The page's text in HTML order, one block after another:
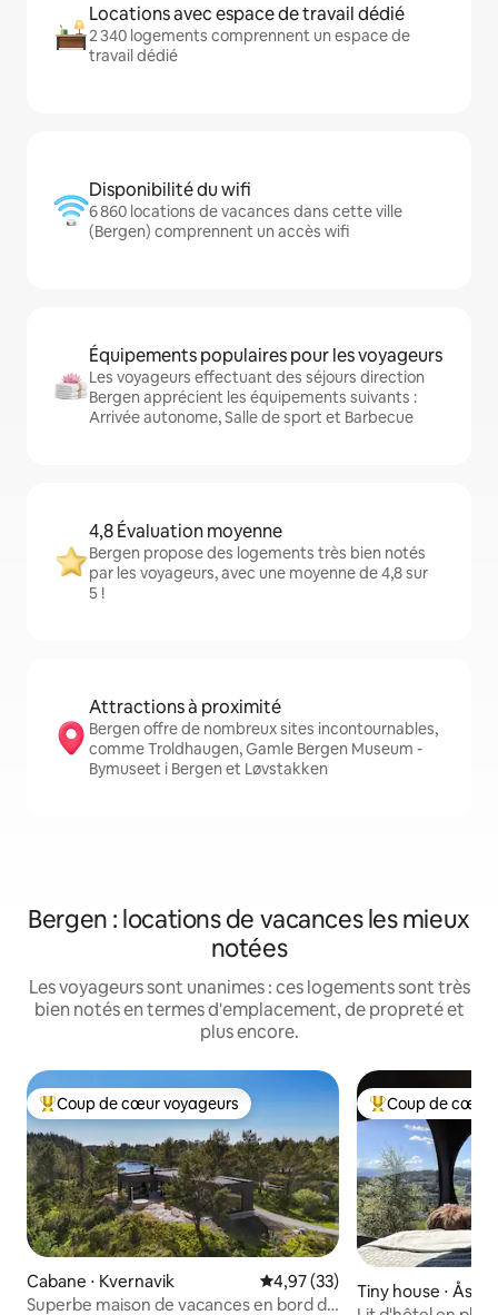
Locations avec espace de travail dédié
2 340 logements comprennent un espace de
travail dédié
Disponibilité du wifi
6 860 locations de vacances dans cette ville
(Bergen) comprennent un accès wifi
Équipements populaires pour les voyageurs
Les voyageurs effectuant des séjours direction
Bergen apprécient les équipements suivants :
Arrivée autonome, Salle de sport et Barbecue
4,8 Évaluation moyenne
Bergen propose des logements très bien notés
par les voyageurs, avec une moyenne de 4,8 sur
5 !
Attractions à proximité
Bergen offre de nombreux sites incontournables,
comme Troldhaugen, Gamle Bergen Museum -
Bymuseet i Bergen et Løvstakken
Bergen : locations de vacances les mieux
notées
Les voyageurs sont unanimes : ces logements sont très
bien notés en termes d'emplacement, de propreté et
plus encore.
Coups de cœur voyageurs les plus appréciés
Coup de cœur voyageurs
Cabane ⋅ Kvernavik Évaluation moyenne sur la
4,97 (33)
Superbe maison de vacances en bord de
Coups de cœur
Coup de cœur
Tiny house ⋅